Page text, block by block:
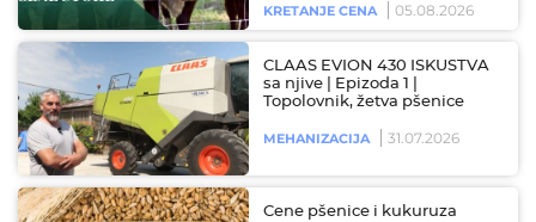
KRETANJE CENA 05.08.2026
CLAAS EVION 430 ISKUSTVA
sa njive | Epizoda 1 |
Topolovnik, žetva pšenice
MEHANIZACIJA 31.07.2026
Cene pšenice i kukuruza